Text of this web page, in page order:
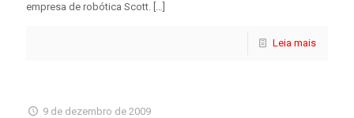
empresa de robótica Scott. […]
Leia mais
9 de dezembro de 2009